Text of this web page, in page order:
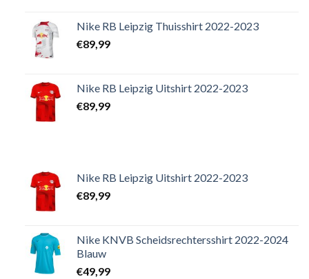
Nike RB Leipzig Thuisshirt 2022-2023
€89,99
Nike RB Leipzig Uitshirt 2022-2023
€89,99
Nike RB Leipzig Uitshirt 2022-2023
€89,99
Nike KNVB Scheidsrechtersshirt 2022-2024
Blauw
€49,99